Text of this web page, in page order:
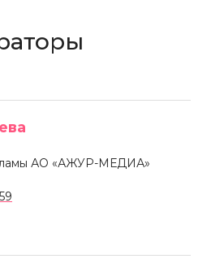
АО «АЖУР-МЕДИА»